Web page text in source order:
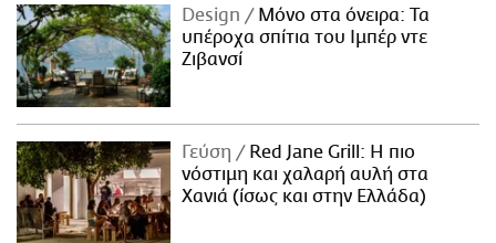
Design
Μόνο στα όνειρα: Τα
υπέροχα σπίτια του Ιμπέρ ντε
Ζιβανσί
Γεύση
Red Jane Grill: Η πιο
νόστιμη και χαλαρή αυλή στα
Χανιά (ίσως και στην Ελλάδα)